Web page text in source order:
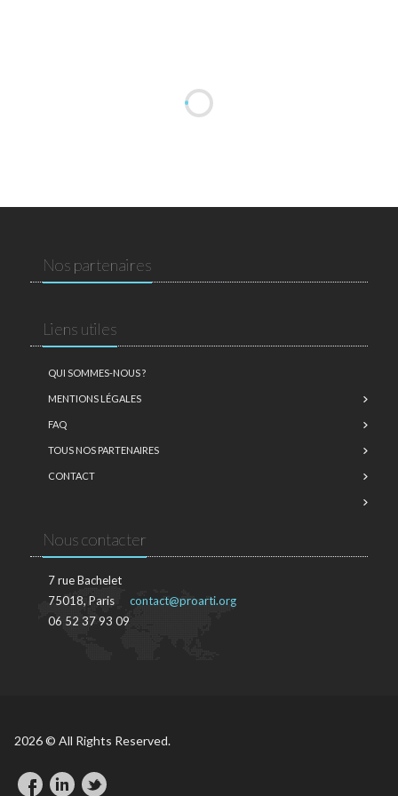
Nos partenaires
Liens utiles
QUI SOMMES-NOUS ?
MENTIONS LÉGALES
FAQ
TOUS NOS PARTENAIRES
CONTACT
Nous contacter
7 rue Bachelet
75018, Paris
06 52 37 93 09
contact@proarti.org
2026 © All Rights Reserved.